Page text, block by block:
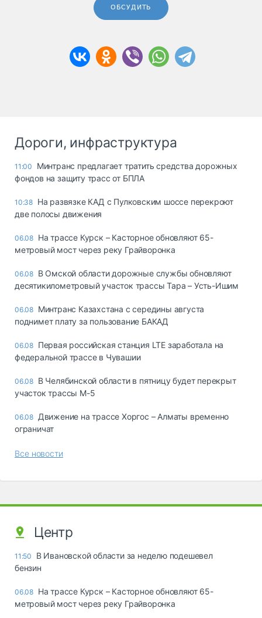
ОБСУДИТЬ
Дороги, инфраструктура
11:00
Минтранс предлагает тратить средства дорожных
фондов на защиту трасс от БПЛА
10:38 На развязке КАД с Пулковским шоссе перекроют
две полосы движения
06.08 На трассе Курск – Касторное обновляют 65-
метровый мост через реку Грайворонка
06.08 В Омской области дорожные службы обновляют
десятикилометровый участок трассы Тара – Усть-Ишим
06.08 Минтранс Казахстана с середины августа
поднимет плату за пользование БАКАД
06.08 Первая российская станция LTE заработала на
федеральной трассе в Чувашии
06.08 В Челябинской области в пятницу будет перекрыт
участок трассы М-5
06.08 Движение на трассе Хоргос – Алматы временно
ограничат
Все новости
Центр
11:50
В Ивановской области за неделю подешевел
бензин
06.08 На трассе Курск – Касторное обновляют 65-
метровый мост через реку Грайворонка